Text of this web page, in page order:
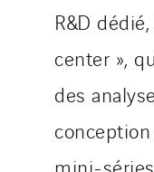
R&D
center »,
des
mini-